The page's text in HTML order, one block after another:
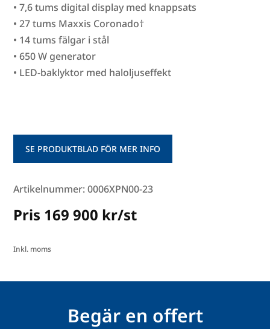
• 7,6 tums digital display med knappsats
• 27 tums Maxxis Coronado†
• 14 tums fälgar i stål
• 650 W generator
• LED-baklyktor med haloljuseffekt
SE PRODUKTBLAD FÖR MER INFO
Artikelnummer: 0006XPN00-23
Pris 169 900 kr/st
Inkl. moms
Begär en offert